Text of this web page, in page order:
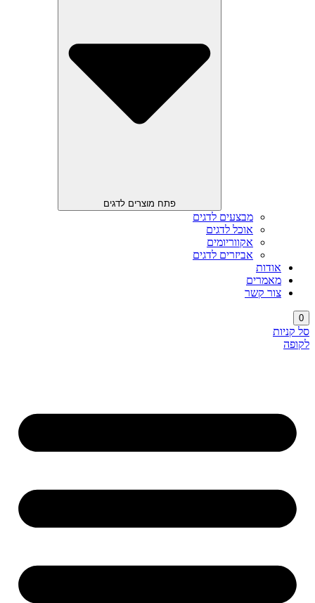
פתח מוצרים לדגים
מבצעים לדגים
אוכל לדגים
אקווריומים
אביזרים לדגים
אודות
מאמרים
צור קשר
0
סל קניות
לקופה